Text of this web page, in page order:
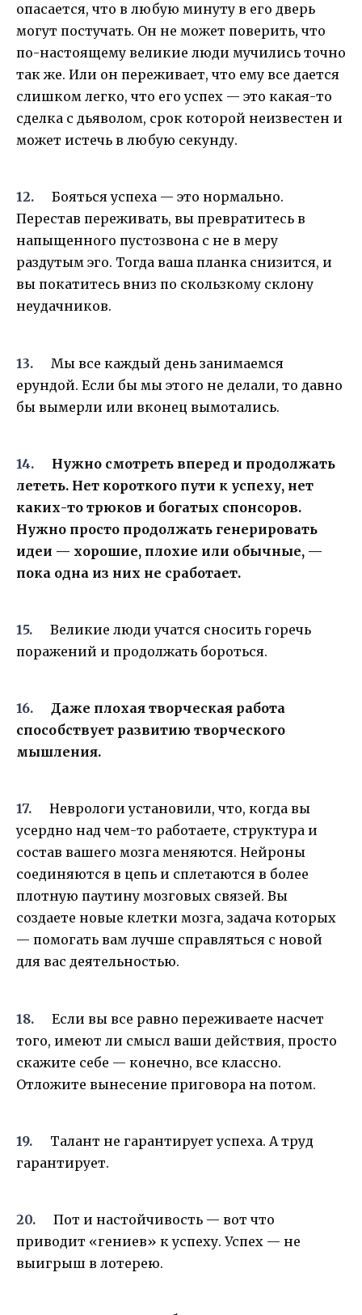
опасается, что в любую минуту в его дверь
могут постучать. Он не может поверить, что
по-настоящему великие люди мучились точно
так же. Или он переживает, что ему все дается
слишком легко, что его успех — это какая-то
сделка с дьяволом, срок которой неизвестен и
может истечь в любую секунду.
Бояться успеха — это нормально.
Перестав переживать, вы превратитесь в
напыщенного пустозвона с не в меру
раздутым эго. Тогда ваша планка снизится, и
вы покатитесь вниз по скользкому склону
неудачников.
Мы все каждый день занимаемся
ерундой. Если бы мы этого не делали, то давно
бы вымерли или вконец вымотались.
Нужно смотреть вперед и продолжать
лететь. Нет короткого пути к успеху, нет
каких-то трюков и богатых спонсоров.
Нужно просто продолжать генерировать
идеи — хорошие, плохие или обычные, —
пока одна из них не сработает.
Великие люди учатся сносить горечь
поражений и продолжать бороться.
Даже плохая творческая работа
способствует развитию творческого
мышления.
Неврологи установили, что, когда вы
усердно над чем-то работаете, структура и
состав вашего мозга меняются. Нейроны
соединяются в цепь и сплетаются в более
плотную паутину мозговых связей. Вы
создаете новые клетки мозга, задача которых
— помогать вам лучше справляться с новой
для вас деятельностью.
Если вы все равно переживаете насчет
того, имеют ли смысл ваши действия, просто
скажите себе — конечно, все классно.
Отложите вынесение приговора на потом.
Талант не гарантирует успеха. А труд
гарантирует.
Пот и настойчивость — вот что
приводит «гениев» к успеху. Успех — не
выигрыш в лотерею.